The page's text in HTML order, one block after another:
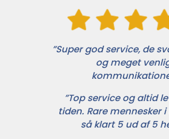
”Super god service, de
og meget
”Top service og altid
tiden. Rare mennesker
så klart 5 ud af 5